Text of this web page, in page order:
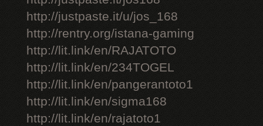
http://justpaste.it/u/jos_168
http://rentry.org/istana-gaming
http://lit.link/en/RAJATOTO
http://lit.link/en/234TOGEL
http://lit.link/en/pangerantoto1
http://lit.link/en/sigma168
http://lit.link/en/rajatoto1